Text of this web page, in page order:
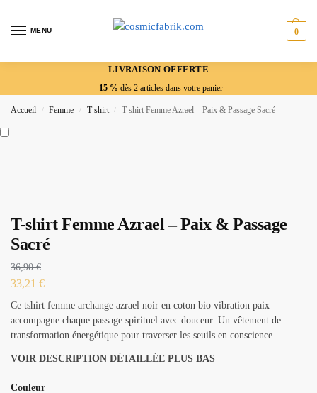
MENU 0
LIVRAISON OFFERTE
–15 % dès 2 articles dans votre panier
Accueil / Femme / T-shirt / T-shirt Femme Azrael – Paix & Passage Sacré
T-shirt Femme Azrael – Paix & Passage
Sacré
36,90€
33,21 €
Ce tshirt femme archange azrael noir en coton bio vibration paix
accompagne chaque passage spirituel avec douceur. Un vêtement de
transformation énergétique pour traverser les seuils en conscience.
VOIR DESCRIPTION DÉTAILLÉE PLUS BAS
Couleur